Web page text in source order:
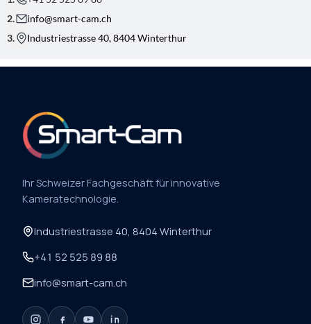
C
H
info@smart-cam.ch
Industriestrasse 40, 8404 Winterthur
Ihr Schweizer Fachgeschäft für innovative
Kameratechnologie.
Industriestrasse 40, 8404 Winterthur
+41 52 525 89 88
info@smart-cam.ch